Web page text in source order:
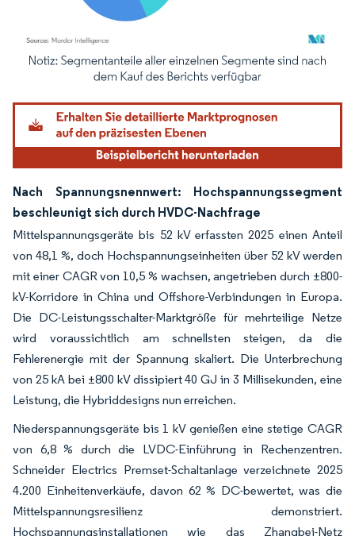
Bild © Mordor Intelligence. Wiederverwendung erfordert Namensnennung
Nach Spannungsnennwert: Hochspannungssegment
beschleunigt sich durch HVDC-Nachfrage
Mittelspannungsgeräte bis 52 kV erfassten 2025 einen Anteil
von 48,1 %, doch Hochspannungseinheiten über 52 kV werden
mit einer CAGR von 10,5 % wachsen, angetrieben durch ±800-
kV-Korridore in China und Offshore-Verbindungen in Europa.
Die DC-Leistungsschalter-Marktgröße für mehrteilige Netze
wird voraussichtlich am schnellsten steigen, da die
Fehlerenergie mit der Spannung skaliert. Die Unterbrechung
von 25 kA bei ±800 kV dissipiert 40 GJ in 3 Millisekunden, eine
Leistung, die Hybriddesigns nun erreichen.
Niederspannungsgeräte bis 1 kV genießen eine stetige CAGR
von 6,8 % durch die LVDC-Einführung in Rechenzentren.
Schneider Electrics Premset-Schaltanlage verzeichnete 2025
4.200 Einheitenverkäufe, davon 62 % DC-bewertet, was die
Mittelspannungsresilienz demonstriert.
Hochspannungsinstallationen wie das Zhangbei-Netz